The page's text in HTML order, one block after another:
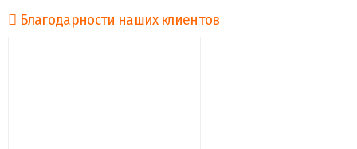
Благодарности наших клиентов